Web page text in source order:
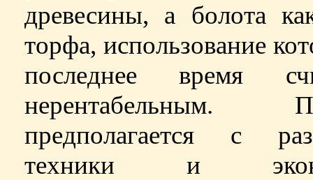
древесины, а болота
торфа, использование
последнее время
нерентабельным.
предполагается с
техники и